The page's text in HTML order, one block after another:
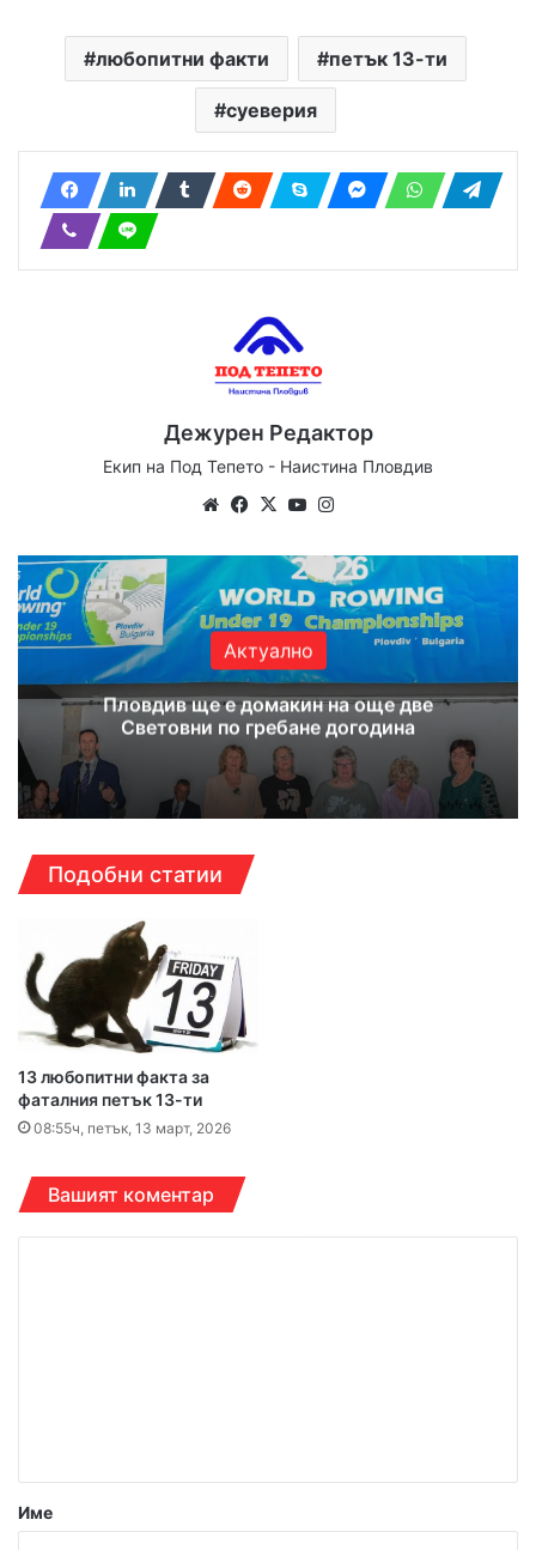
любопитни факти петък 13-ти
суеверия
Дежурен Редактор
Екип на Под Тепето - Наистина Пловдив
WebsiteFacebook
X YouTube
Актуално
Пловдив ще е домакин на още две
Световни по гребане догодина
Подобни статии
13 любопитни факта за
фаталния петък 13-ти
08:55ч, петък, 13 март, 2026
Вашият коментар
р
Име